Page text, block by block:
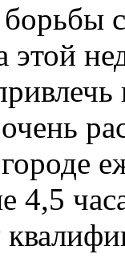
этой
4,5